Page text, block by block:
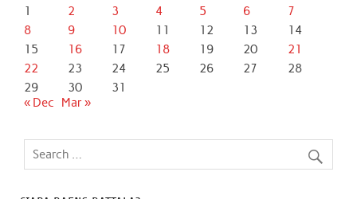
1 2 3 4 5 6
7
8
9 10 11 12 13
14
15
16 17 18 19 20
21
22
23 24 25 26 27
28
29
30
31
« Dec
Mar »